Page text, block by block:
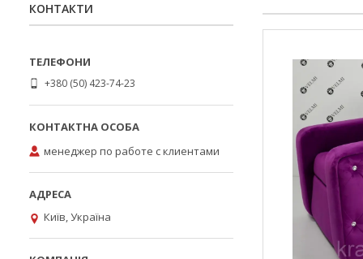
КОНТАКТИ
+380 (50) 423-74-23
менеджер по работе с клиентами
Київ, Україна